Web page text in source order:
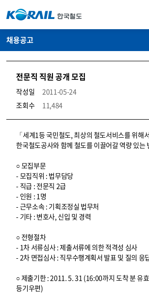
채용공고
전문직 직원 공개 모집
작성일
2011-05-24
조회수
11,484
코레일소개_경영공시_채용공고 상세보기 – 내용, 파일, 담당자 연락처로 구성
「세계1등 국민철도, 최상의 철도서비스를 위해서
한국철도공사와 함께 철도를 이끌어갈 역량 있는
○ 모집부문
- 모집직위 : 법무담당
- 직급 : 전문직 2급
- 인원 : 1명
- 근무소속 : 기획조정실 법무처
- 기타 : 변호사, 신입 및 경력
○ 전형절차
- 1차 서류심사 : 제출서류에 의한 적격성 심사
- 2차 면접심사 : 직무수행계획서 발표 및 질의 응
○ 제출기한 : 2011. 5. 31 (16:00까지 도착 분 유
등기우편)